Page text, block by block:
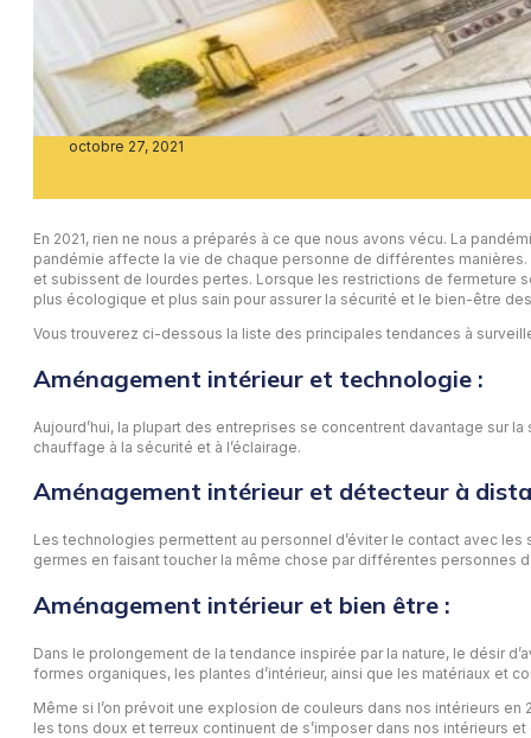
octobre 27, 2021
En 2021, rien ne nous a préparés à ce que nous avons vécu. La
pandémie affecte la vie de chaque personne de différentes
et subissent de lourdes pertes. Lorsque les restrictions de fermeture
plus écologique et plus sain pour assurer la sécurité et le bien-être
Vous trouverez ci-dessous la liste des principales tendances à
Aménagement intérieur et technologie :
Aujourd’hui, la plupart des entreprises se concentrent davantage sur
chauffage à la sécurité et à l’éclairage.
Aménagement intérieur et détecteur à
Les technologies permettent au personnel d’éviter le contact avec
germes en faisant toucher la même chose par différentes personnes
Aménagement intérieur et bien être :
Dans le prolongement de la tendance inspirée par la nature, le désir
formes organiques, les plantes d’intérieur, ainsi que les matériaux et
Même si l’on prévoit une explosion de couleurs dans nos intérieurs
les tons doux et terreux continuent de s’imposer dans nos intérieurs et